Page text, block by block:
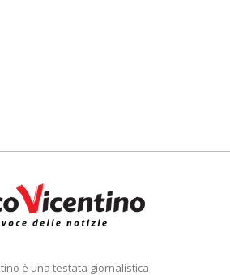
è una testata giornalistica